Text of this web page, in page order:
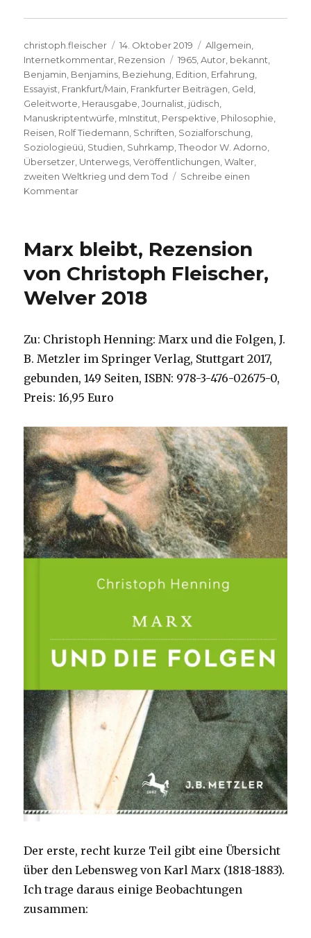
Autor
christoph.fleischer
Veröffentlicht
am
14. Oktober 2019 Kategorien
Allgemein
Internetkommentar Rezension Schlagwörter
1965 ,Autor bekannt
Benjamin Benjamins Beziehung Edition Erfahrung
Essayist Frankfurt/Main Frankfurter Beiträgen Geld
Geleitworte Herausgabe ,Journalist jüdisch
Manuskriptentwürfe mInstitut Perspektive Philosophie
Reisen Rolf Tiedemann Schriften Sozialforschung
Soziologieüü Studien Suhrkamp ,Theodor W. Adorno
Übersetzer Unterwegs ,Veröffentlichungen ,Walter
zweiten Weltkrieg und dem Tod
Schreibe einen
Kommentarzu
Benjamin,
Christoph
Fleischer,
Welver
2019
Marx bleibt, Rezension
von Christoph Fleischer,
Welver 2018
Zu: Christoph Henning: Marx und die Folgen, J.
B. Metzler im Springer Verlag, Stuttgart 2017,
gebunden, 149 Seiten, ISBN: 978-3-476-02675-0,
Preis: 16,95 Euro
Der erste, recht kurze Teil gibt eine Übersicht
über den Lebensweg von Karl Marx (1818-1883).
Ich trage daraus einige Beobachtungen
zusammen: